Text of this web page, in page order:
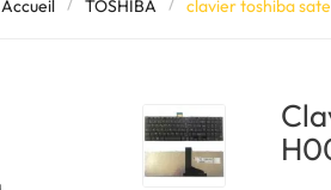
Accueil TOSHIBA clavier toshiba